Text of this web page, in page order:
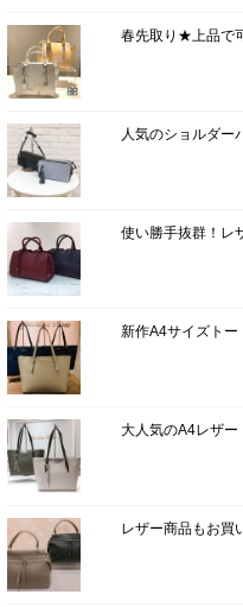
春先取り★上品で
人気のショルダー
使い勝手抜群！レ
新作A4サイズトー
大人気のA4レザー
レザー商品もお買